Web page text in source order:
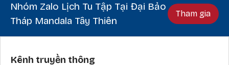
Nhóm Zalo Lịch Tu Tập Tại Đại Bảo
Tháp Mandala Tây Thiên
Tham gia
Phần chân
Kênh truyền thông